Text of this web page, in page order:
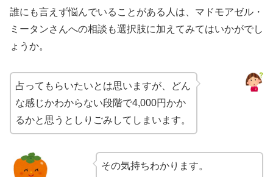
誰にも言えず悩んでいることがある人は、マドモアゼル・
ミータンさんへの相談も選択肢に加えてみてはいかがでし
ょうか。
占ってもらいたいとは思いますが、どん
な感じかわからない段階で4,000円かか
るかと思うとしりごみしてしまいます。
その気持ちわかります。